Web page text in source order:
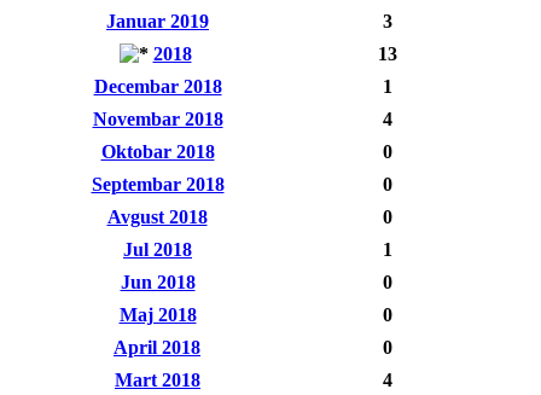
Januar 2019
3
2018
13
Decembar 2018
1
Novembar 2018
4
Oktobar 2018
0
Septembar 2018
0
Avgust 2018
0
Jul 2018
1
Jun 2018
0
Maj 2018
0
April 2018
0
Mart 2018
4